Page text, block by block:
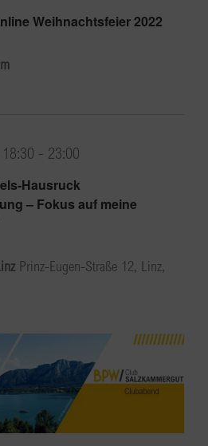
Weihnachtsfeier 2022
Hausruck
– Fokus auf meine
- 23:00
Prinz-Eugen-Straße 12, Linz,